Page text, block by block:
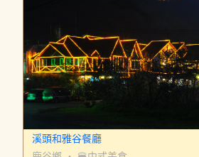
溪頭和雅谷餐廳